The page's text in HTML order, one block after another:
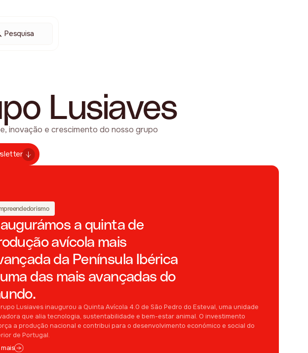
Lusiaves
inovação e crescimento do nosso grupo
a quinta de
avícola mais
da Península Ibérica
das mais avançadas do
Lusiaves inaugurou a Quinta Avícola 4.0 de São Pedro do Esteval, uma unidade
que alia tecnologia, sustentabilidade e bem-estar animal. O investimento
a produção nacional e contribui para o desenvolvimento económico e social do
de Portugal.